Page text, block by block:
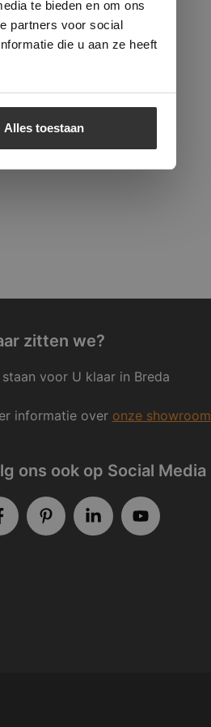
te bieden en om ons
partners voor social
die u aan ze heeft
Alles toestaan
zitten we?
voor U klaar in Breda
informatie over onze showroom
ons ook op Social Media